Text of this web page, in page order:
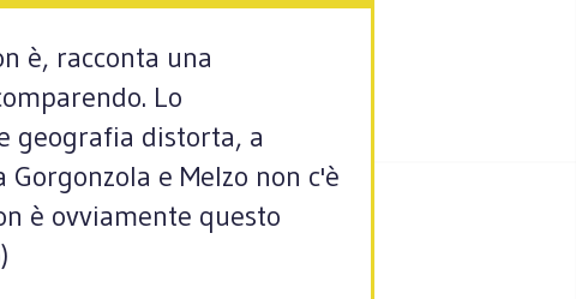
è, racconta una
Lo
geografia distorta, a
e Melzo non c'è
è ovviamente questo